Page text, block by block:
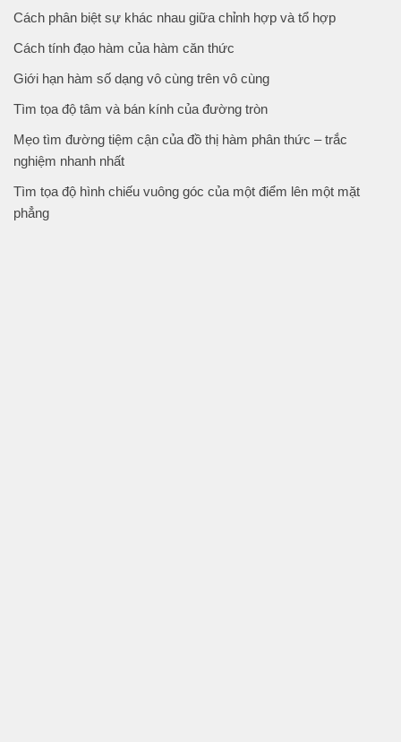
Cách phân biệt sự khác nhau giữa chỉnh hợp và tổ hợp
Cách tính đạo hàm của hàm căn thức
Giới hạn hàm số dạng vô cùng trên vô cùng
Tìm tọa độ tâm và bán kính của đường tròn
Mẹo tìm đường tiệm cận của đồ thị hàm phân thức – trắc
nghiệm nhanh nhất
Tìm tọa độ hình chiếu vuông góc của một điểm lên một mặt
phẳng